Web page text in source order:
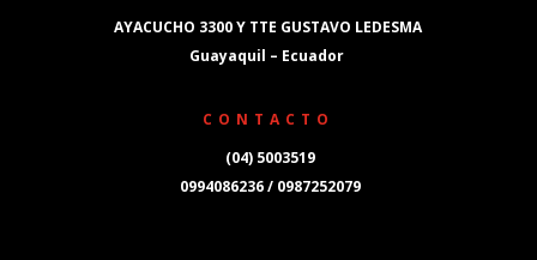
AYACUCHO 3300 Y TTE GUSTAVO LEDESMA
Guayaquil – Ecuador
CONTACTO
(04) 5003519
0994086236 / 0987252079